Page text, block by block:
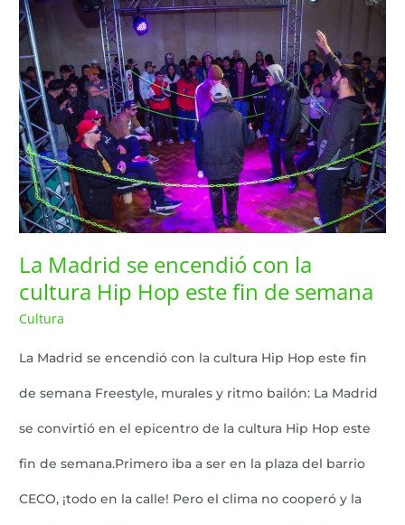
La Madrid se encendió con la
cultura Hip Hop este fin de semana
Cultura
La Madrid se encendió con la cultura Hip Hop este fin
de semana Freestyle, murales y ritmo bailón: La Madrid
se convirtió en el epicentro de la cultura Hip Hop este
fin de semana.Primero iba a ser en la plaza del barrio
CECO, ¡todo en la calle! Pero el clima no cooperó y la
La
Madrid
se
encendió
con
la
cultura
Hop
este
fin
de
semana